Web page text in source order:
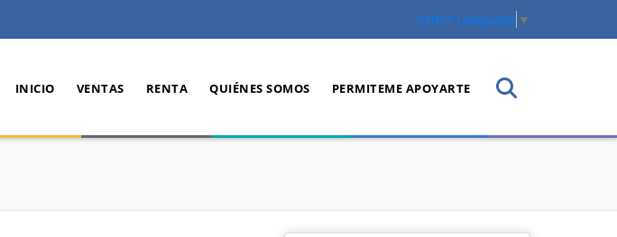
Select Language ▼
INICIO VENTAS RENTA QUIÉNES SOMOS PERMITEME APOYARTE